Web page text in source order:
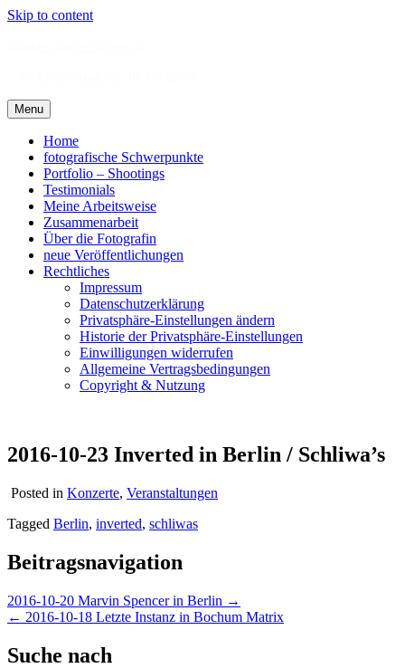
Skip to content
Menu
Home
fotografische Schwerpunkte
Portfolio – Shootings
Testimonials
Meine Arbeitsweise
Zusammenarbeit
Über die Fotografin
neue Veröffentlichungen
Rechtliches
Impressum
Datenschutzerklärung
Privatsphäre-Einstellungen ändern
Historie der Privatsphäre-Einstellungen
Einwilligungen widerrufen
Allgemeine Vertragsbedingungen
Copyright & Nutzung
2016-10-23 Inverted in Berlin / Schliwa’s
Posted in Konzerte, Veranstaltungen
Tagged Berlin, inverted, schliwas
Beitragsnavigation
2016-10-20 Marvin Spencer in Berlin →
← 2016-10-18 Letzte Instanz in Bochum Matrix
Suche nach